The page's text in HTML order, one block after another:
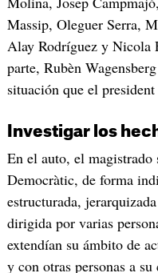
Massip, Oleguer Serra,
Alay Rodríguez y Nicola
parte, Rubèn
situación que el
Investigar los
En el auto, el magistrado
Democràtic, de forma
estructurada,
dirigida por varias
extendían su ámbito de
y con otras personas a su